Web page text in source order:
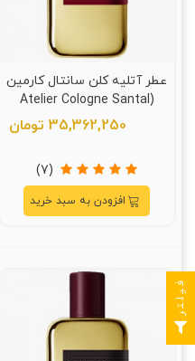
عطر آتلیه کلن سانتال کارمین
(Atelier Cologne Santal
Carmin)
35,362,250 تومان
(7)
افزودن به سبد خرید
فیلتر